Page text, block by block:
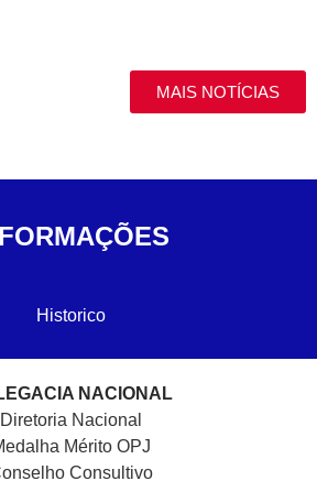
MAIS NOTÍCIAS
Historico
NACIONAL
Diretoria Nacional
Mérito OPJ
Consultivo